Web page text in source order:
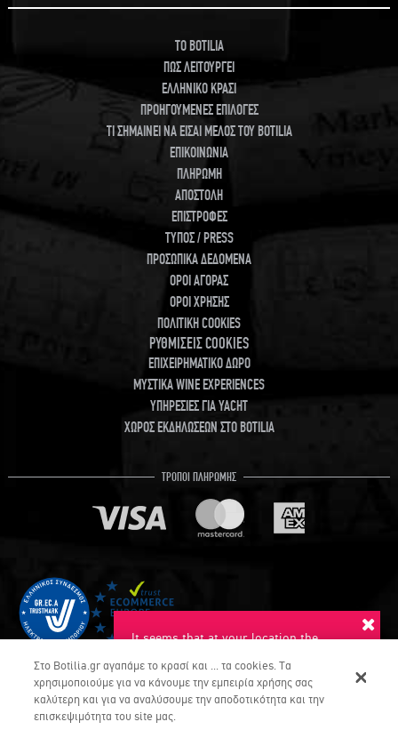
It seems that at your location the
want to switch to this language?
TO BOTILIA
ΠΩΣ ΛΕΙΤΟΥΡΓΕΙ
ΕΛΛΗΝΙΚΟ ΚΡΑΣΙ
ΠΡΟΗΓΟΥΜΕΝΕΣ ΕΠΙΛΟΓΕΣ
ΤΙ ΣΗΜΑΙΝΕΙ ΝΑ ΕΙΣΑΙ ΜΕΛΟΣ ΤΟΥ BOTILIA
ΕΠΙΚΟΙΝΩΝΙΑ
ΠΛΗΡΩΜΗ
ΑΠΟΣΤΟΛΗ
ΕΠΙΣΤΡΟΦΕΣ
ΤΥΠΟΣ / PRESS
ΠΡΟΣΩΠΙΚΑ ΔΕΔΟΜΕΝΑ
ΟΡΟΙ ΑΓΟΡΑΣ
ΟΡΟΙ ΧΡΗΣΗΣ
ΠΟΛΙΤΙΚΗ COOKIES
ΡΥΘΜΙΣΕΙΣ COOKIES
ΕΠΙΧΕΙΡΗΜΑΤΙΚΟ ΔΩΡΟ
ΜΥΣΤΙΚΑ WINE EXPERIENCES
ΥΠΗΡΕΣΙΕΣ ΓΙΑ YACHT
ΧΩΡΟΣ ΕΚΔΗΛΩΣΕΩΝ ΣΤΟ BOTILIA
ΤΡΟΠΟΙ ΠΛΗΡΩΜΗΣ
Στο Botilia.gr αγαπάμε το κρασί και ... τα cookies. Τα
χρησιμοποιούμε για να κάνουμε την εμπειρία χρήσης σας
καλύτερη και για να αναλύσουμε την αποδοτικότητα και την
επισκεψιμότητα του site μας.